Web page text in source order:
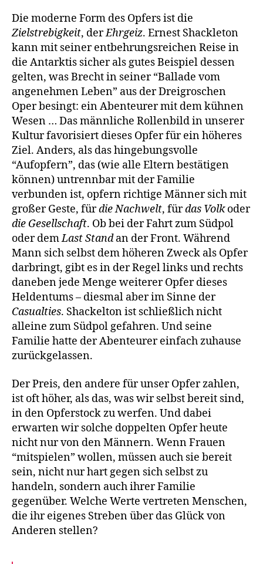
Die moderne Form des Opfers ist die
Zielstrebigkeit, derEhrgeiz. Ernest Shackleton
kann mit seiner entbehrungsreichen Reise in
die Antarktis sicher als gutes Beispiel dessen
gelten, was Brecht in seiner “Ballade vom
angenehmen Leben” aus der Dreigroschen
Oper besingt: ein Abenteurer mit dem kühnen
Wesen … Das männliche Rollenbild in unserer
Kultur favorisiert dieses Opfer für ein höheres
Ziel. Anders, als das hingebungsvolle
“Aufopfern”, das (wie alle Eltern bestätigen
können) untrennbar mit der Familie
verbunden ist, opfern richtige Männer sich mit
großer Geste, fürdie Nachwelt, fürdas Volkoder
die Gesellschaft. Ob bei der Fahrt zum Südpol
oder demLast Standan der Front. Während
Mann sich selbst dem höheren Zweck als Opfer
darbringt, gibt es in der Regel links und rechts
daneben jede Menge weiterer Opfer dieses
Heldentums – diesmal aber im Sinne der
Casualties. Shackelton ist schließlich nicht
alleine zum Südpol gefahren. Und seine
Familie hatte der Abenteurer einfach zuhause
zurückgelassen.
Der Preis, den andere für unser Opfer zahlen,
ist oft höher, als das, was wir selbst bereit sind,
in den Opferstock zu werfen. Und dabei
erwarten wir solche doppelten Opfer heute
nicht nur von den Männern. Wenn Frauen
“mitspielen” wollen, müssen auch sie bereit
sein, nicht nur hart gegen sich selbst zu
handeln, sondern auch ihrer Familie
gegenüber. Welche Werte vertreten Menschen,
die ihr eigenes Streben über das Glück von
Anderen stellen?